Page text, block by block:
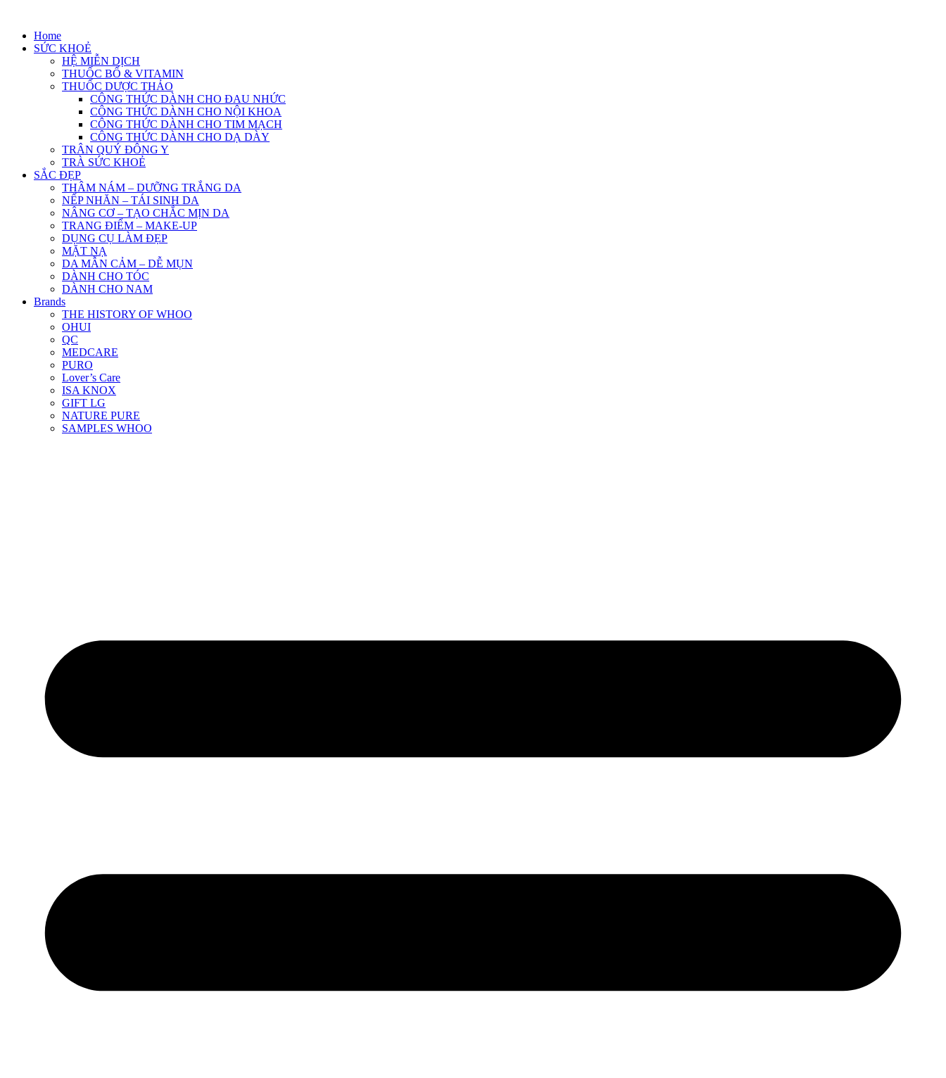
contentHome
SỨC KHOẺ
HỆ MIỄN DỊCH
THUỐC BỔ & VITAMIN
THUỐC DƯỢC THẢO
CÔNG THỨC DÀNH CHO ĐAU NHỨC
CÔNG THỨC DÀNH CHO NỘI KHOA
CÔNG THỨC DÀNH CHO TIM MẠCH
CÔNG THỨC DÀNH CHO DẠ DÀY
TRÂN QUÝ ĐÔNG Y
TRÀ SỨC KHOẺ
SẮC ĐẸP
THÂM NÁM – DƯỠNG TRẮNG DA
NẾP NHĂN – TÁI SINH DA
NÂNG CƠ – TẠO CHẮC MỊN DA
TRANG ĐIỂM – MAKE-UP
DỤNG CỤ LÀM ĐẸP
MẶT NẠ
DA MẪN CẢM – DỄ MỤN
DÀNH CHO TÓC
DÀNH CHO NAM
Brands
THE HISTORY OF WHOO
OHUI
QC
MEDCARE
PURO
Lover’s Care
ISA KNOX
GIFT LG
NATURE PURE
SAMPLES WHOO